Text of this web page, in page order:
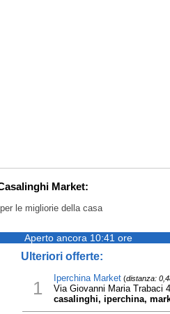
Market:
le migliorie della casa
Aperto ancora 10:41 ore
Ulteriori offerte:
1 Iperchina Market(distanza:
Via Giovanni Maria Trabaci
casalinghi, iperchina,